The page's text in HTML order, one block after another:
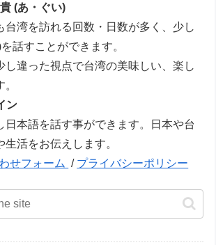
(あ・ぐい)
台湾を訪れる回数・日数が多く、少し
話すことができます。
し違った視点で台湾の美味しい、楽し
ン
日本語を話す事ができます。日本や台
活をお伝えします。
せフォーム / プライバシーポリシー